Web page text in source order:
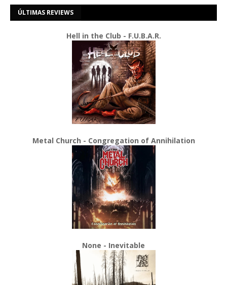
ÚLTIMAS REVIEWS
Hell in the Club - F.U.B.A.R.
Metal Church - Congregation of Annihilation
None - Inevitable